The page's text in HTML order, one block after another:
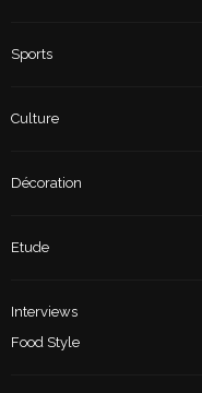
Sports
Culture
Décoration
Etude
Interviews
Food Style